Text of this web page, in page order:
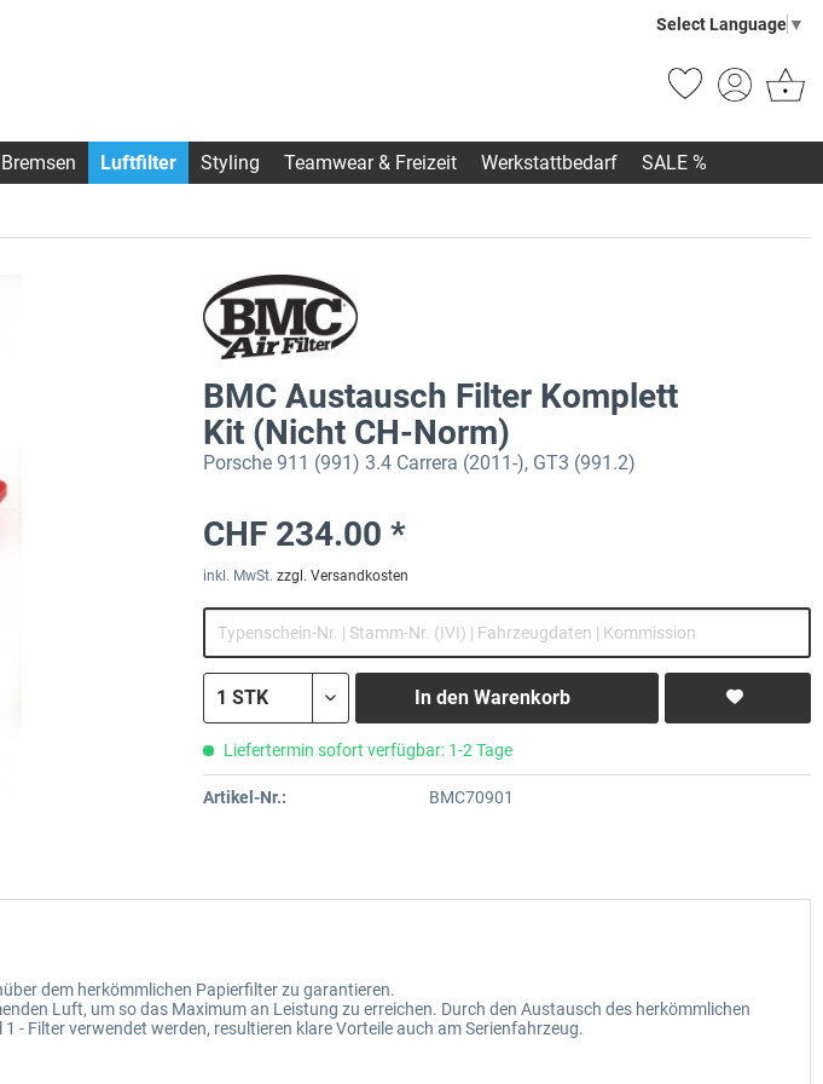
Select Language ▼
Bremsen Luftfilter Styling Teamwear & Freizeit Werkstattbedarf SALE %
BMC Austausch Filter Komplett
Kit (Nicht CH-Norm)
Porsche 911 (991) 3.4 Carrera (2011-), GT3 (991.2)
CHF 234.00 *
inkl. MwSt. zzgl. Versandkosten
In den Warenkorb
Liefertermin sofort verfügbar: 1-2 Tage
Artikel-Nr.: BMC70901
dem herkömmlichen Papierfilter zu garantieren.
Luft, um so das Maximum an Leistung zu erreichen. Durch den Austausch des herkömmlichen
- Filter verwendet werden, resultieren klare Vorteile auch am Serienfahrzeug.